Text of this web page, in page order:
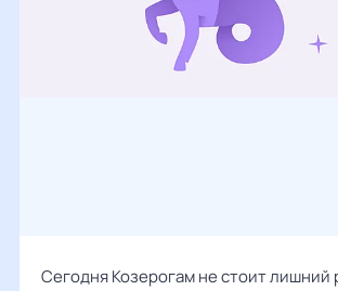
Сегодня Козерогам не стоит лишний